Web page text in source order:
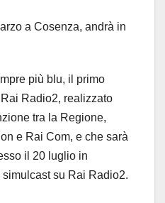
a Cosenza, andrà in
più blu, il primo
Radio2, realizzato
tra la Regione,
e Rai Com, e che sarà
il 20 luglio in
su Rai Radio2.